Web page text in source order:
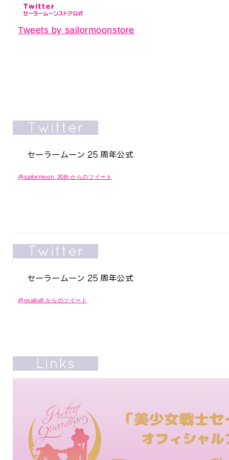
Tweets by sailormoonstore
@sailormoon_30th からのツイート
@osabu8 からのツイート